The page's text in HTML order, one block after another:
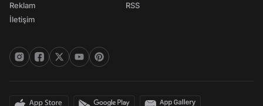
Reklam
İletişim
RSS